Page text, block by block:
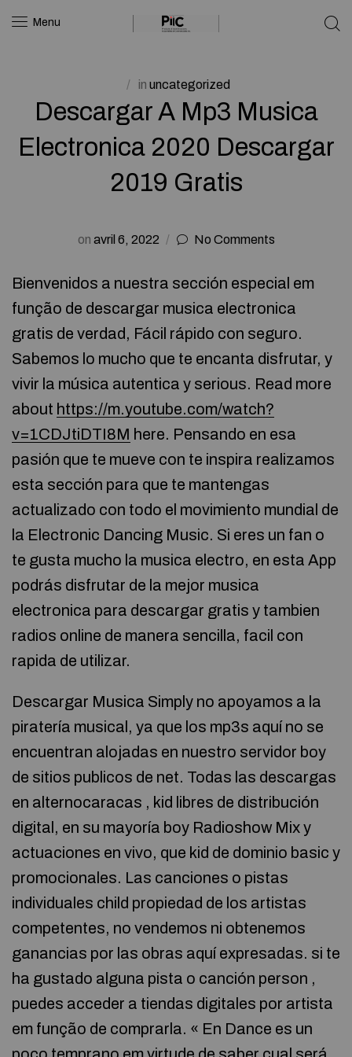
Menu
in uncategorized
Descargar A Mp3 Musica
Electronica 2020 Descargar
2019 Gratis
on avril 6, 2022 No Comments
Bienvenidos a nuestra sección especial em
função de descargar musica electronica
gratis de verdad, Fácil rápido con seguro.
Sabemos lo mucho que te encanta disfrutar, y
vivir la música autentica y serious. Read more
about https://m.youtube.com/watch?
v=1CDJtiDTI8M here. Pensando en esa
pasión que te mueve con te inspira realizamos
esta sección para que te mantengas
actualizado con todo el movimiento mundial de
la Electronic Dancing Music. Si eres un fan o
te gusta mucho la musica electro, en esta App
podrás disfrutar de la mejor musica
electronica para descargar gratis y tambien
radios online de manera sencilla, facil con
rapida de utilizar.
Descargar Musica Simply no apoyamos a la
piratería musical, ya que los mp3s aquí no se
encuentran alojadas en nuestro servidor boy
de sitios publicos de net. Todas las descargas
en alternocaracas , kid libres de distribución
digital, en su mayoría boy Radioshow Mix y
actuaciones en vivo, que kid de dominio basic y
promocionales. Las canciones o pistas
individuales child propiedad de los artistas
competentes, no vendemos ni obtenemos
ganancias por las obras aquí expresadas. si te
ha gustado alguna pista o canción person ,
puedes acceder a tiendas digitales por artista
em função de comprarla. « En Dance es un